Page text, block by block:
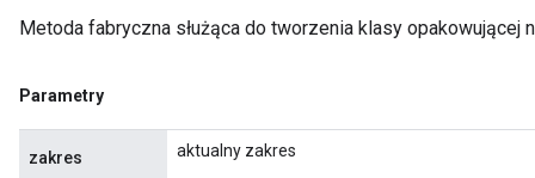
Metoda fabryczna służąca do tworzenia klasy opakowującej
Parametry
zakres aktualny zakres